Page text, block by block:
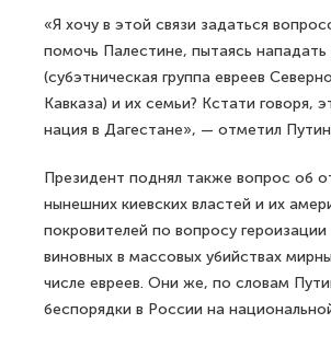
«Я хочу в этой связи задаться
помочь Палестине, пытаясь нападать
(субэтническая группа евреев
Кавказа) и их семьи? Кстати говоря,
нация в Дагестане», — отметил
Президент поднял также вопрос об
нынешних киевских властей и их
покровителей по вопросу героизации
виновных в массовых убийствах
числе евреев. Они же, по словам
беспорядки в России на